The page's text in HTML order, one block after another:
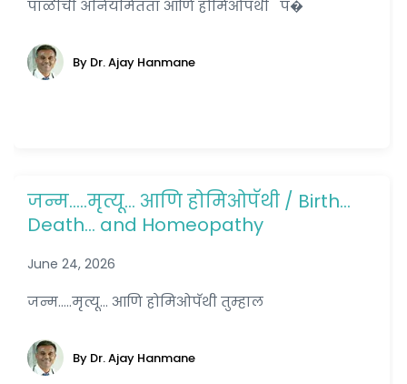
पाळीची अनियमितता आणि होमिओपॅथी प�
By Dr. Ajay Hanmane
जन्म.….मृत्यू… आणि होमिओपॅथी / Birth…
Death… and Homeopathy
June 24, 2026
जन्म.….मृत्यू... आणि होमिओपॅथी तुम्हाल
By Dr. Ajay Hanmane